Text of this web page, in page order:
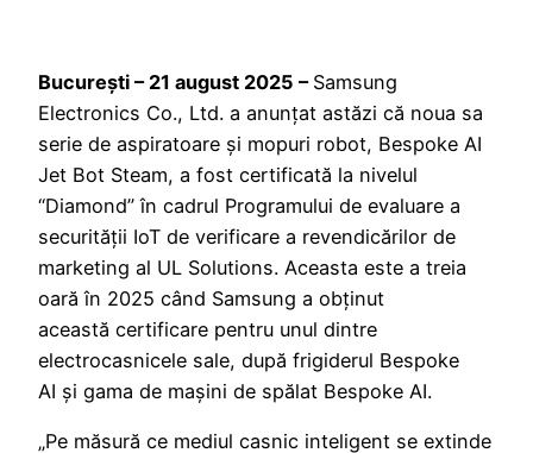
București – 21 august 2025 – Samsung
Electronics Co., Ltd. a anunțat astăzi că noua sa
serie de aspiratoare și mopuri robot, Bespoke AI
Jet Bot Steam, a fost certificată la nivelul
“Diamond” în cadrul Programului de evaluare a
securității IoT de verificare a revendicărilor de
marketing al UL Solutions. Aceasta este a treia
oară în 2025 când Samsung a obținut
această certificare pentru unul dintre
electrocasnicele sale, după frigiderul Bespoke
AI și gama de mașini de spălat Bespoke AI.
„Pe măsură ce mediul casnic inteligent se extinde